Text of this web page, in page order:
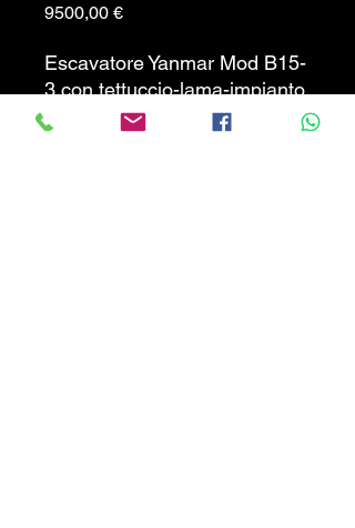
9500,00 €Prezzo
Escavatore Yanmar Mod B15-
3 con tettuccio-lama-impianto
martello-cingoli in gomma.